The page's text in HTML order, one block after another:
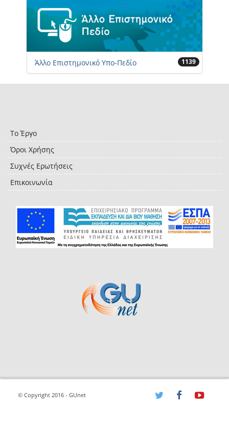
Άλλο Επιστημονικό Υπο-Πεδίο 1139
Το Έργο
Όροι Χρήσης
Συχνές Ερωτήσεις
Επικοινωνία
© Copyright 2016 - GUnet